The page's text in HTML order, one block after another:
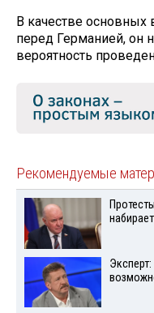
В качестве основных
перед Германией, он
вероятность
Рекомендуемые